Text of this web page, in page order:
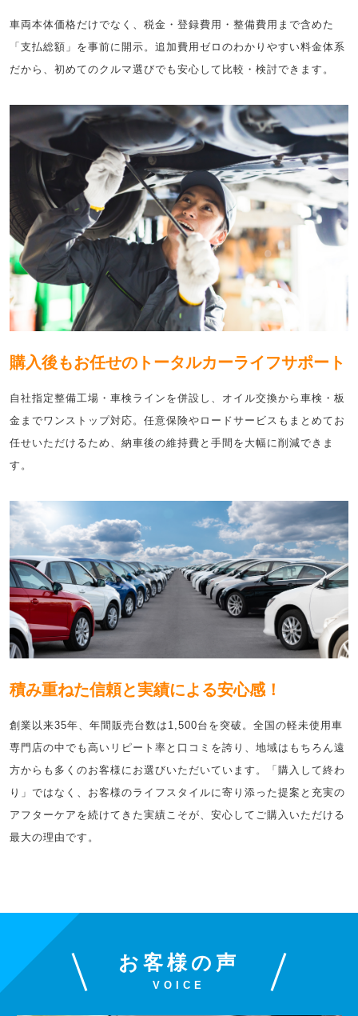
車両本体価格だけでなく、税金・登録費用・整備費用まで含めた
「支払総額」を事前に開示。追加費用ゼロのわかりやすい料金体系
だから、初めてのクルマ選びでも安心して比較・検討できます。
購入後もお任せのトータルカーライフサポート
自社指定整備工場・車検ラインを併設し、オイル交換から車検・板
金までワンストップ対応。任意保険やロードサービスもまとめてお
任せいただけるため、納車後の維持費と手間を大幅に削減できま
す。
積み重ねた信頼と実績による安心感！
創業以来35年、年間販売台数は1,500台を突破。全国の軽未使用車
専門店の中でも高いリピート率と口コミを誇り、地域はもちろん遠
方からも多くのお客様にお選びいただいています。「購入して終わ
り」ではなく、お客様のライフスタイルに寄り添った提案と充実の
アフターケアを続けてきた実績こそが、安心してご購入いただける
最大の理由です。
お客様の声
VOICE